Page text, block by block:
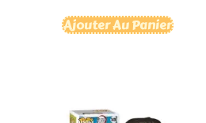
Ajouter Au Panier